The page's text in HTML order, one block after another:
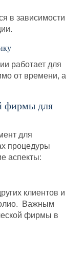
в зависимости
работает для
от времени, а
фирмы для
для
процедуры
аспекты:
клиентов и
Важным
фирмы в